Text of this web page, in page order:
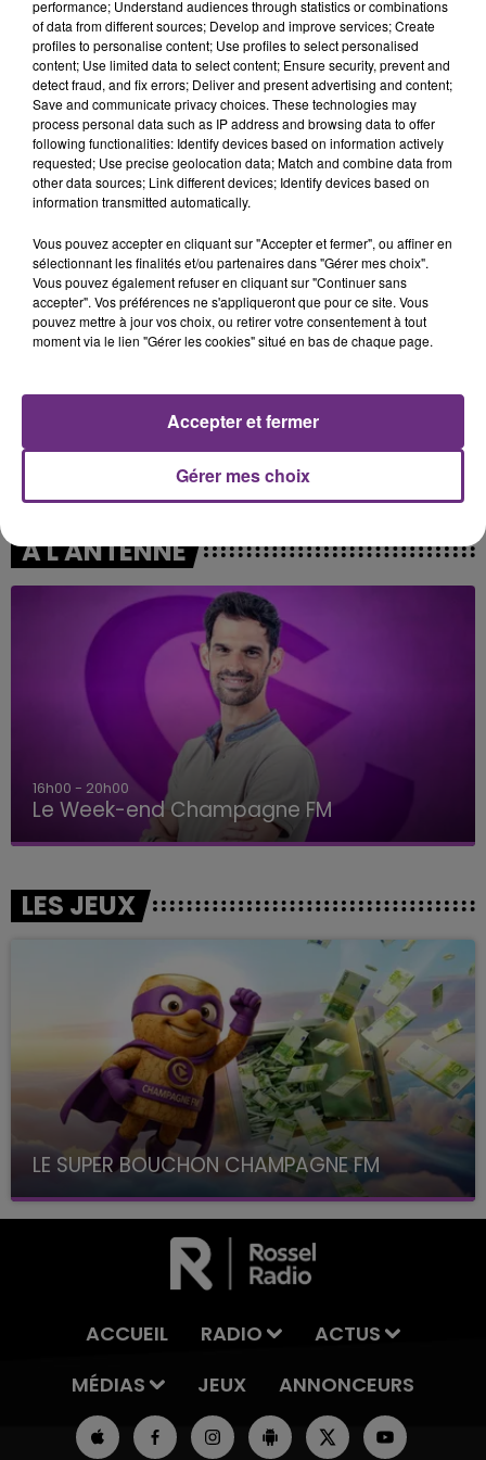
TEMPER CITY
Self Aware
OLIVIA RODRIGO
Stupid Song
A L'ANTENNE
16h00 - 20h00
Le Week-end Champagne FM
LES JEUX
LE SUPER BOUCHON CHAMPAGNE FM
avec La Famille Champagne FM, à 8H10
ACCUEIL RADIO
ACTUS
MÉDIAS
JEUX ANNONCEURS
performance; Understand audiences through statistics or combinations
of data from different sources; Develop and improve services; Create
profiles to personalise content; Use profiles to select personalised
content; Use limited data to select content; Ensure security, prevent and
detect fraud, and fix errors; Deliver and present advertising and content;
Save and communicate privacy choices. These technologies may
process personal data such as IP address and browsing data to offer
following functionalities: Identify devices based on information actively
requested; Use precise geolocation data; Match and combine data from
other data sources; Link different devices; Identify devices based on
information transmitted automatically.
Vous pouvez accepter en cliquant sur "Accepter et fermer", ou affiner en
sélectionnant les finalités et/ou partenaires dans "Gérer mes choix".
Vous pouvez également refuser en cliquant sur "Continuer sans
accepter". Vos préférences ne s'appliqueront que pour ce site. Vous
pouvez mettre à jour vos choix, ou retirer votre consentement à tout
moment via le lien "Gérer les cookies" situé en bas de chaque page.
Gérer mes choix
Accepter et fermer